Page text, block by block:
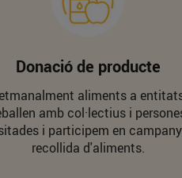
Donació de producte
aliments a
amb col·lectius i
i participem en
recollida d'aliments.